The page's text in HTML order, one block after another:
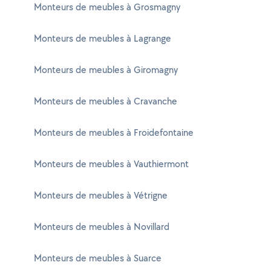
Monteurs de meubles à Grosmagny
Monteurs de meubles à Lagrange
Monteurs de meubles à Giromagny
Monteurs de meubles à Cravanche
Monteurs de meubles à Froidefontaine
Monteurs de meubles à Vauthiermont
Monteurs de meubles à Vétrigne
Monteurs de meubles à Novillard
Monteurs de meubles à Suarce